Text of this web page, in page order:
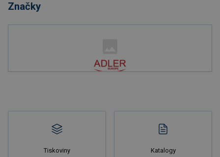
Značky
Tiskoviny Katalogy